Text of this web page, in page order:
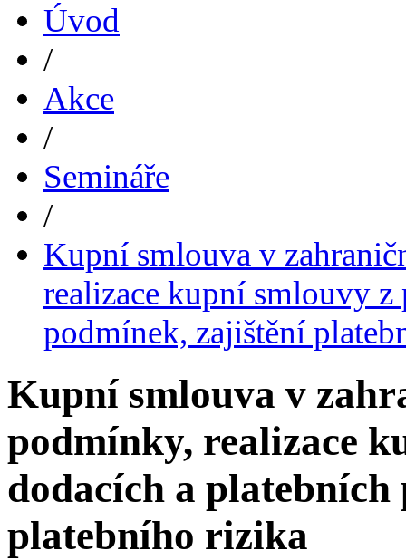
Úvod
/
Akce
/
Semináře
/
Kupní smlouva v
realizace kupní smlouvy
podmínek, zajištění
Kupní smlouva v
podmínky, realizace
dodacích a
platebního rizika